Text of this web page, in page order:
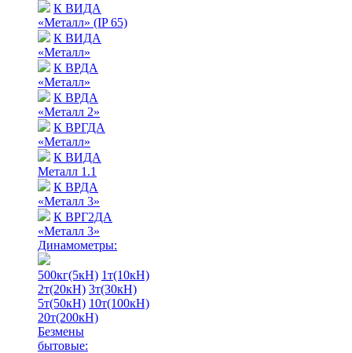
К ВИДА
«Металл» (IP 65)
К ВИДА
«Металл»
К ВРДА
«Металл»
К ВРДА
«Металл 2»
К ВРГДА
«Металл»
К ВИДА
Металл 1.1
К ВРДА
«Металл 3»
К ВРГ2ДА
«Металл 3»
Динамометры:
500кг(5кН) 1т(10кН)
2т(20кН) 3т(30кН)
5т(50кН) 10т(100кН)
20т(200кН)
Безмены
бытовые: